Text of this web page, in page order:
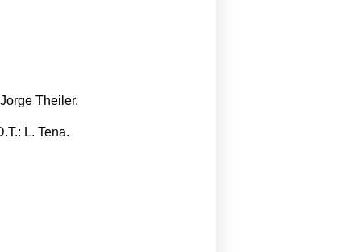
Theiler.
L. Tena.